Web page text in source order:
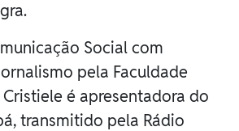
Social com
pela Faculdade
é apresentadora do
transmitido pela Rádio